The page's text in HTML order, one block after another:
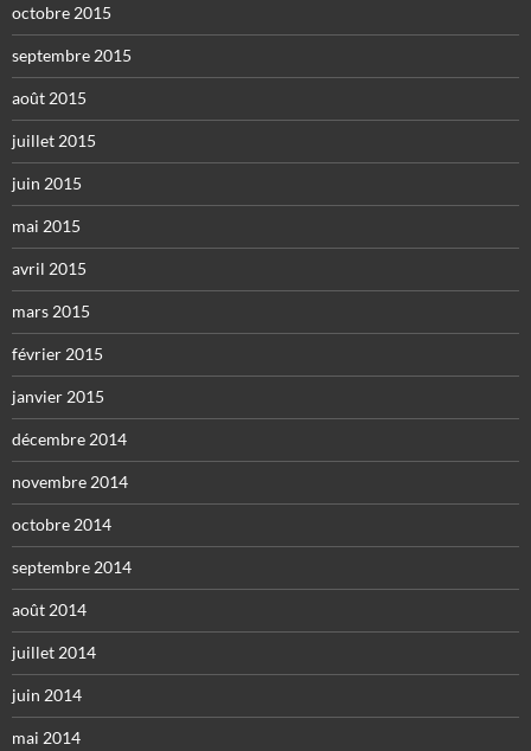
octobre 2015
septembre 2015
août 2015
juillet 2015
juin 2015
mai 2015
avril 2015
mars 2015
février 2015
janvier 2015
décembre 2014
novembre 2014
octobre 2014
septembre 2014
août 2014
juillet 2014
juin 2014
mai 2014